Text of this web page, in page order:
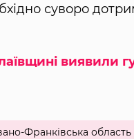
суворо
виявили
Франківська область